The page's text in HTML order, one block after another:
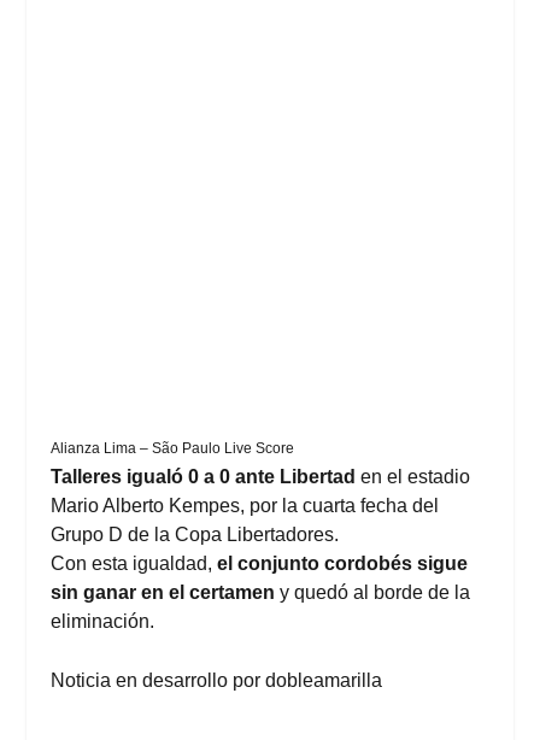
Alianza Lima – São Paulo Live Score
Talleres igualó 0 a 0 ante Libertaden el estadio
Mario Alberto Kempes, por la cuarta fecha del
Grupo D de la Copa Libertadores.
Con esta igualdad,el conjunto cordobés sigue
sin ganar en el certameny quedó al borde de la
eliminación.
Noticia en desarrollo por dobleamarilla